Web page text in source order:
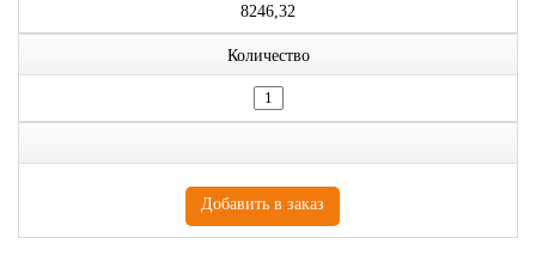
8246,32
Количество